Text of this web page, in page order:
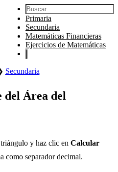
Abre el menú principal del sitio.
Buscar:
Primaria
Secundaria
Matemáticas Financieras
Ejercicios de Matemáticas
Secundaria
del Área del
y haz clic en Calcular
como separador decimal.